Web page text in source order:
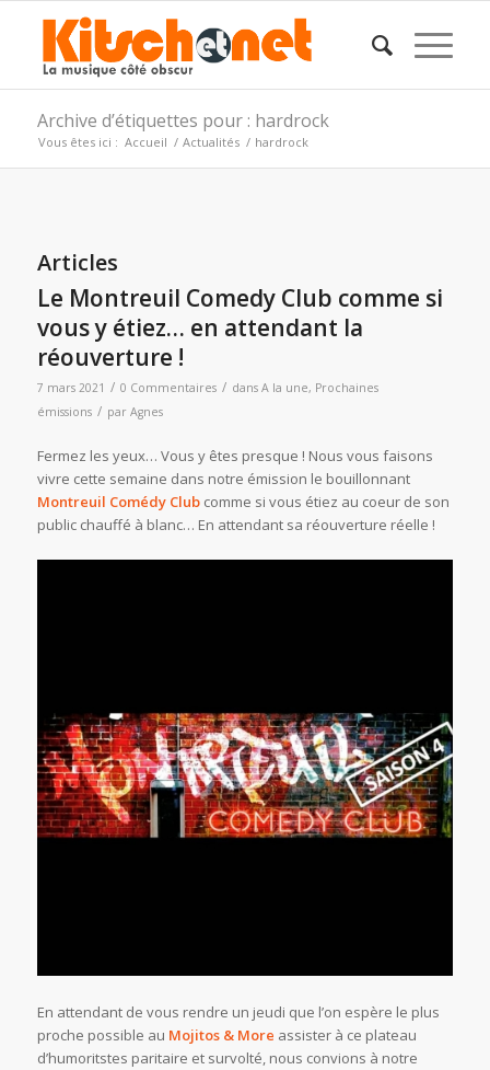
Archive d’étiquettes pour : hardrock
Vous êtes ici : Accueil / Actualités / hardrock
Articles
Le Montreuil Comedy Club comme si
vous y étiez… en attendant la
réouverture !
7 mars 2021 / 0 Commentaires / dans A la une, Prochaines
émissions / par Agnes
Fermez les yeux… Vous y êtes presque ! Nous vous faisons
vivre cette semaine dans notre émission le bouillonnant
Montreuil Comédy Clubcomme si vous étiez au coeur de son
public chauffé à blanc… En attendant sa réouverture réelle !
En attendant de vous rendre un jeudi que l’on espère le plus
proche possible au Mojitos & More assister à ce plateau
d’humoritstes paritaire et survolté, nous convions à notre